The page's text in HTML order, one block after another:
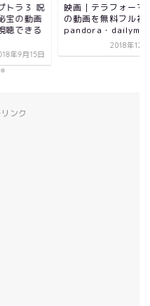
トラ３ 呪
宝の動画
聴できる
年9月15日
映画｜テラフォーマ
の動画を無料フル視
pandora・
2018年12
ンク